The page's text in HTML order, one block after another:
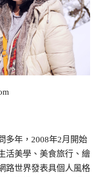
多年，2008年2月開始
活美學、美食旅行、繪
路世界發表具個人風格